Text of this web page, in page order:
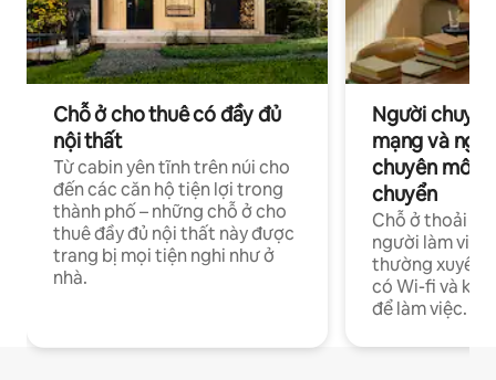
Chỗ ở cho thuê có đầy đủ
nội thất
Từ cabin yên tĩnh trên núi cho
đến các căn hộ tiện lợi trong
thành phố – những chỗ ở cho
thuê đầy đủ nội thất này được
trang bị mọi tiện nghi như ở
nhà.
Người
mạng và
chuyên môn
chuyển
Chỗ ở thoải
người làm việc
thường xuyên
có Wi-fi và
để làm việc.